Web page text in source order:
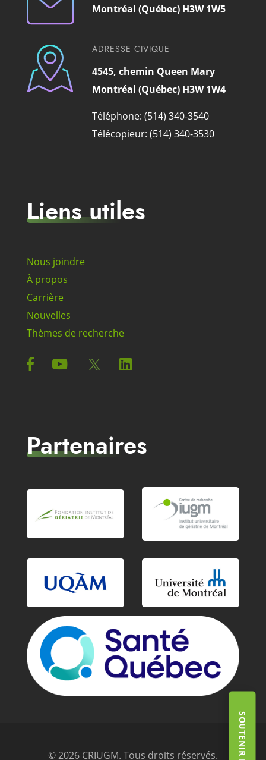
Montréal (Québec) H3W 1W5
ADRESSE CIVIQUE
4545, chemin Queen Mary
Montréal (Québec) H3W 1W4
Téléphone: (514) 340-3540
Télécopieur: (514) 340-3530
Liens utiles
Nous joindre
À propos
Carrière
Nouvelles
Thèmes de recherche
Partenaires
© 2026 CRIUGM. Tous droits réservés.